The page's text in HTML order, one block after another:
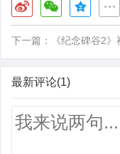
下一篇： 《纪念碑谷2
最新评论(1)